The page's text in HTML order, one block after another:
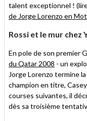
talent exceptionnel !
de Jorge Lorenzo en
Rossi et le mur chez
En pole de son premier
du Qatar 2008 - un
Jorge Lorenzo termine
champion en titre,
courses suivantes, il
dès sa troisième